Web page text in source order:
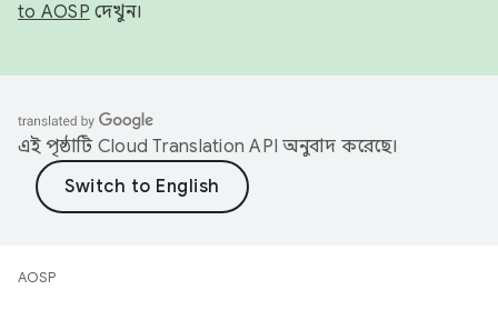
to AOSP দেখুন।
এই পৃষ্ঠাটি Cloud Translation API অনুবাদ করেছে।
AOSP